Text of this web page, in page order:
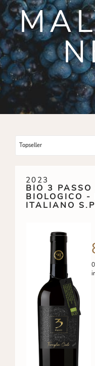
2023
BIO 3 PASSO
BIOLOGICO -
ITALIANO